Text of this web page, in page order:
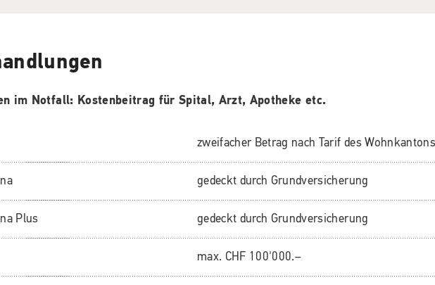
im Notfall: Kostenbeitrag für Spital, Arzt, Apotheke etc.
zweifacher Betrag nach Tarif des Wohnkantons
gedeckt durch Grundversicherung
Plus gedeckt durch Grundversicherung
max. CHF 100'000.–